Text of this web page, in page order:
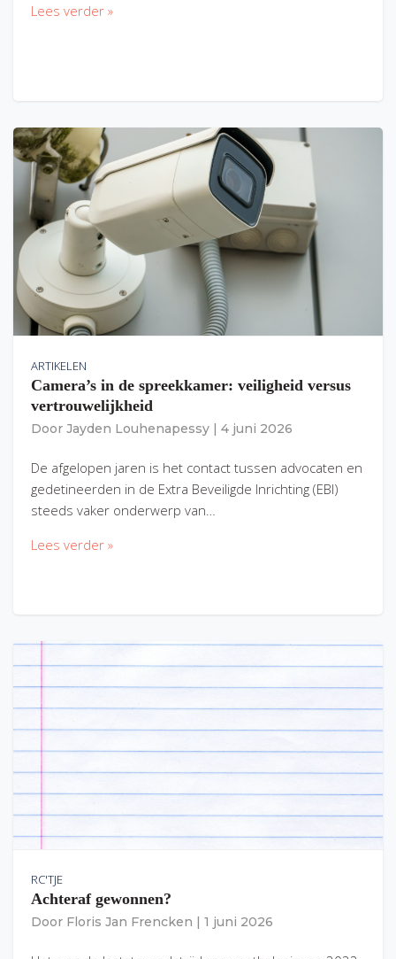
Lees verder »
ARTIKELEN
Camera’s in de spreekkamer: veiligheid versus
vertrouwelijkheid
Door Jayden Louhenapessy 4 juni 2026
De afgelopen jaren is het contact tussen advocaten en
gedetineerden in de Extra Beveiligde Inrichting (EBI)
steeds vaker onderwerp van…
Lees verder »
RC'TJE
Achteraf gewonnen?
Door Floris Jan Frencken 1 juni 2026